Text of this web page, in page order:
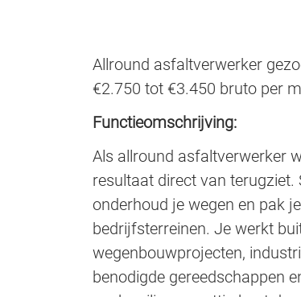
Allround asfaltverwerker
€2.750 tot €3.450 bruto per
Functieomschrijving:
Als allround asfaltverwerker
resultaat direct van
onderhoud je wegen en pak
bedrijfsterreinen. Je werkt
wegenbouwprojecten,
benodigde gereedschappen